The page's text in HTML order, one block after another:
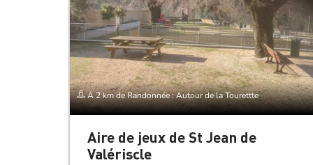
À 2 km de Randonnée : Autour de la Tourettte
Aire de jeux de St Jean de
Valériscle